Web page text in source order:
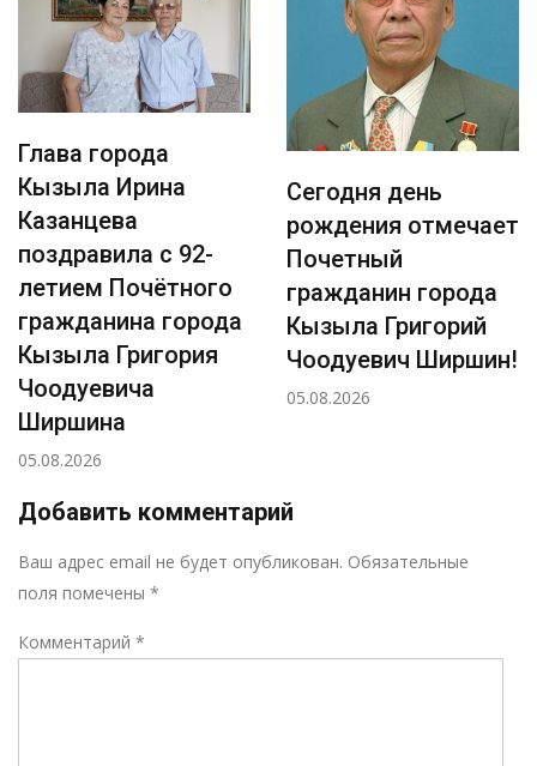
Глава города
Кызыла Ирина
Казанцева
поздравила с 92-
летием Почётного
гражданина города
Кызыла Григория
Чоодуевича
Ширшина
05.08.2026
Сегодня день
рождения отмечает
Почетный
гражданин города
Кызыла Григорий
Чоодуевич Ширшин!
05.08.2026
Добавить комментарий
Ваш адрес email не будет опубликован. Обязательные
поля помечены *
Комментарий *